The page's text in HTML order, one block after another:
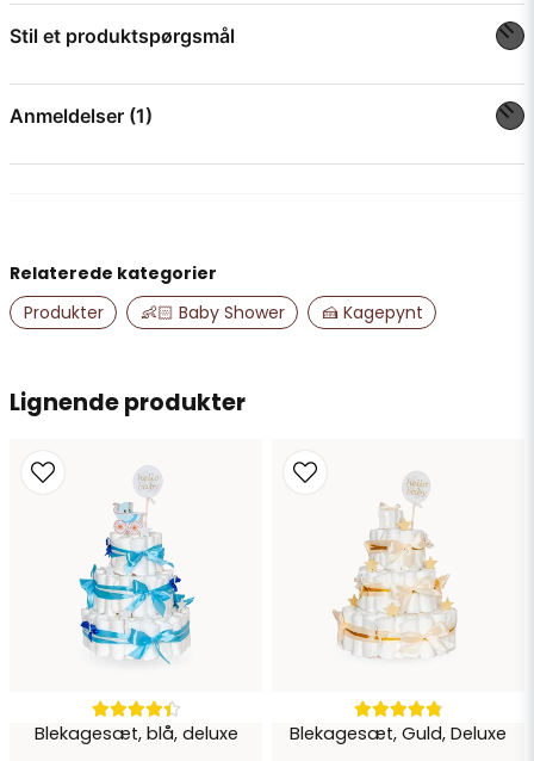
Stil et produktspørgsmål
Spørg os om noget om dette produkt...
email
E-mailadresse
Anmeldelser (1)
Lignende produkter
Blekagesæt, blå, deluxe Blekagesæt, Guld, Deluxe
Relaterede kategorier
Produkter
👶🏻 Baby Shower 🍰 Kagepynt